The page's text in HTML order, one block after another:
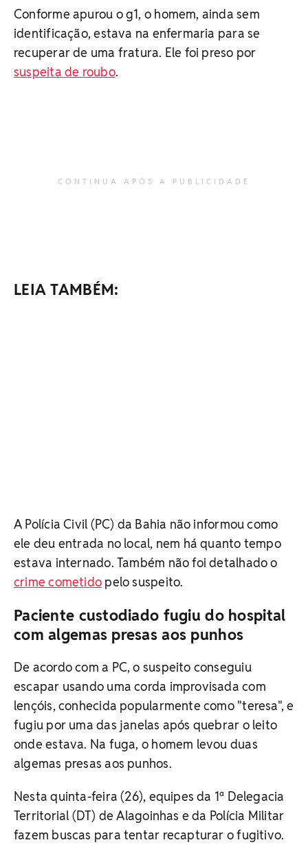
Conforme apurou o g1, o homem, ainda sem
identificação, estava na enfermaria para se
recuperar de uma fratura. Ele foi preso por
suspeita de roubo.
CONTINUA APÓS A PUBLICIDADE
LEIA TAMBÉM:
A Polícia Civil (PC) da Bahia não informou como
ele deu entrada no local, nem há quanto tempo
estava internado. Também não foi detalhado o
crime cometido pelo suspeito.
Paciente custodiado fugiu do hospital
com algemas presas aos punhos
De acordo com a PC, o suspeito conseguiu
escapar usando uma corda improvisada com
lençóis, conhecida popularmente como "teresa", e
fugiu por uma das janelas após quebrar o leito
onde estava. Na fuga, o homem levou duas
algemas presas aos punhos.
Nesta quinta-feira (26), equipes da 1ª Delegacia
Territorial (DT) de Alagoinhas e da Polícia Militar
fazem buscas para tentar recapturar o fugitivo.